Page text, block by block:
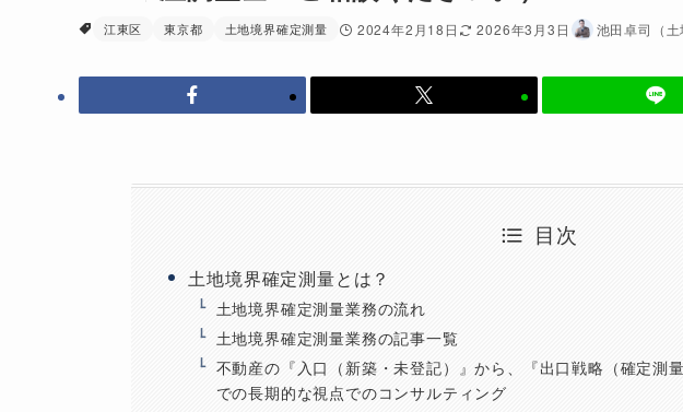
江東区 東京都 土地境界確定測量 2024年2月18日 2026年3月3日 池田卓司（土
目次
土地境界確定測量とは？
土地境界確定測量業務の流れ
土地境界確定測量業務の記事一覧
不動産の『入口（新築・未登記）』から、『出口戦略（確定測
での長期的な視点でのコンサルティング